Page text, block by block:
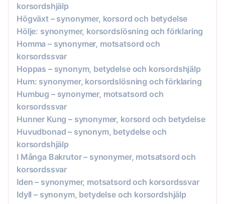
korsordshjälp
Högväxt – synonymer, korsord och betydelse
Hölje: synonymer, korsordslösning och förklaring
Homma – synonymer, motsatsord och
korsordssvar
Hoppas – synonym, betydelse och korsordshjälp
Hum: synonymer, korsordslösning och förklaring
Humbug – synonymer, motsatsord och
korsordssvar
Hunner Kung – synonymer, korsord och betydelse
Huvudbonad – synonym, betydelse och
korsordshjälp
I Många Bakrutor – synonymer, motsatsord och
korsordssvar
Iden – synonymer, motsatsord och korsordssvar
Idyll – synonym, betydelse och korsordshjälp